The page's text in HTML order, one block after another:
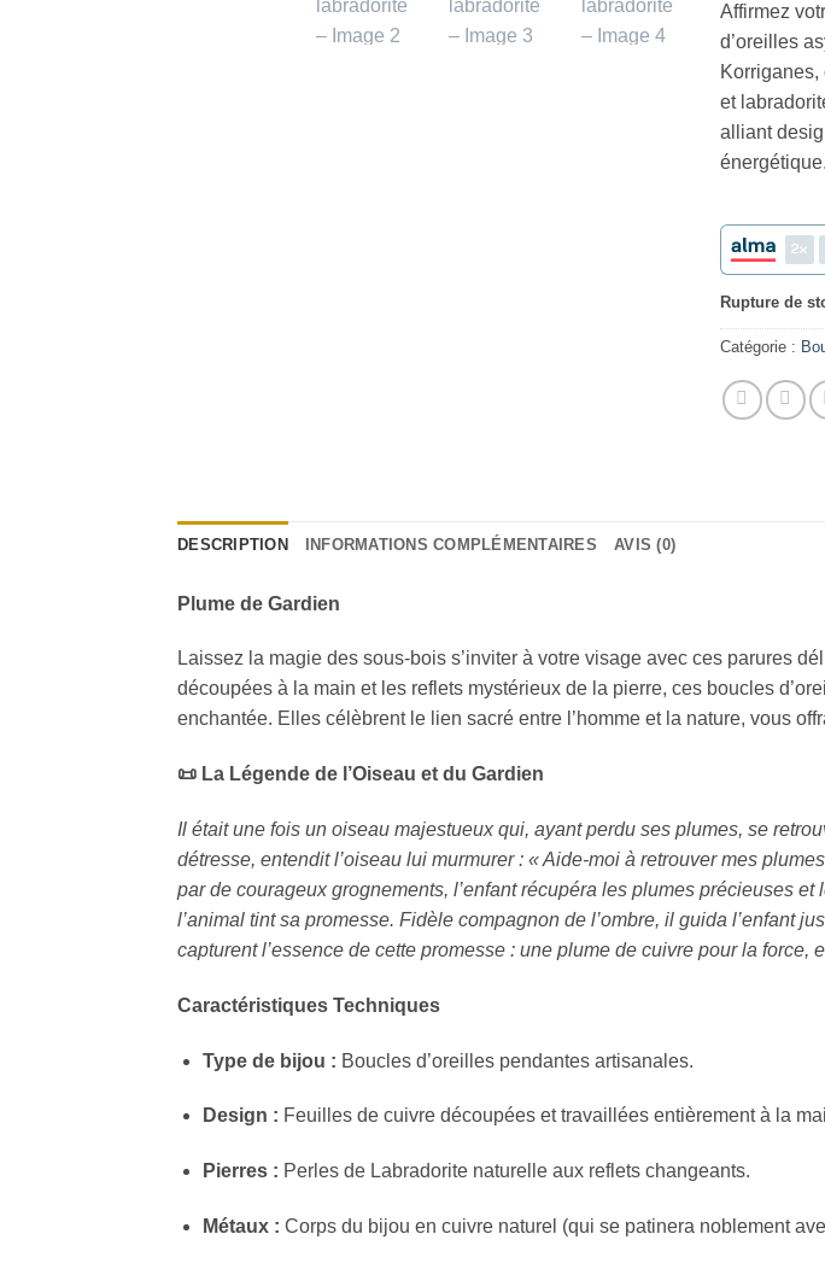
Affirmez
d’oreilles
et
alliant
énergétique.
2
Rupture de
Catégorie :
DESCRIPTION INFORMATIONS COMPLÉMENTAIRES AVIS (0)
Plume de Gardien
Laissez la magie des sous-bois s’inviter à votre visage avec ces parures
découpées à la main et les reflets mystérieux de la pierre, ces boucles
enchantée. Elles célèbrent le lien sacré entre l’homme et la nature, vous
📜 La Légende de l’Oiseau et du Gardien
Il était une fois un oiseau majestueux qui, ayant perdu ses plumes, se
détresse, entendit l’oiseau lui murmurer : « Aide-moi à retrouver mes
par de courageux grognements, l’enfant récupéra les plumes précieuses
l’animal tint sa promesse. Fidèle compagnon de l’ombre, il guida l’enfant
capturent l’essence de cette promesse : une plume de cuivre pour la
Caractéristiques Techniques
Type de bijou : Boucles d’oreilles pendantes artisanales.
Design : Feuilles de cuivre découpées et travaillées entièrement à la
Pierres : Perles de Labradorite naturelle aux reflets changeants.
Métaux : Corps du bijou en cuivre naturel (qui se patinera noblement